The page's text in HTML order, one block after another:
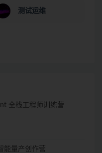
测试运维
全栈工程师训练营
能量产创作营